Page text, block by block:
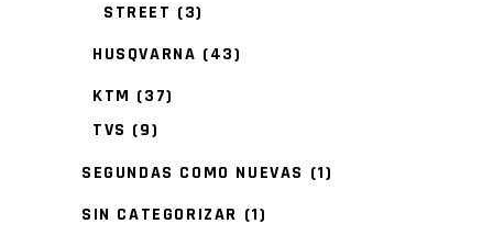
STREET (3)
HUSQVARNA (43)
KTM (37)
TVS (9)
SEGUNDAS COMO NUEVAS (1)
SIN CATEGORIZAR (1)